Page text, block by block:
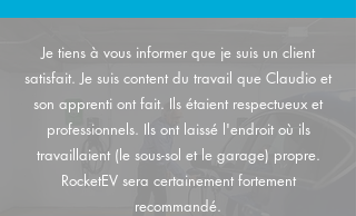
Je tiens à vous informer que je suis un client
satisfait. Je suis content du travail que Claudio et
son apprenti ont fait. Ils étaient respectueux et
professionnels. Ils ont laissé l'endroit où ils
travaillaient (le sous-sol et le garage) propre.
RocketEV sera certainement fortement
recommandé.